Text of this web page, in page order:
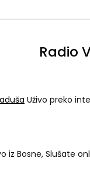
Radio
Uživo preko
iz Bosne, Slušate